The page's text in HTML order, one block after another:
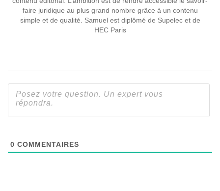
faire juridique au plus grand nombre grâce à un contenu
simple et de qualité. Samuel est diplômé de Supelec et de
HEC Paris
0 COMMENTAIRES